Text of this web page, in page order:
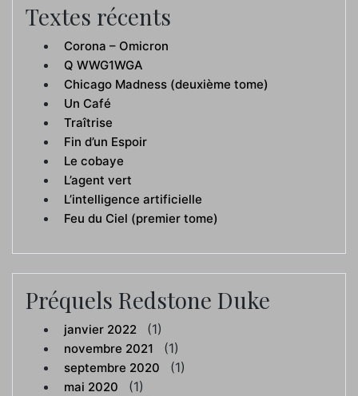
Textes récents
Corona – Omicron
Q WWG1WGA
Chicago Madness (deuxième tome)
Un Café
Traîtrise
Fin d’un Espoir
Le cobaye
L’agent vert
L’intelligence artificielle
Feu du Ciel (premier tome)
Préquels Redstone Duke
janvier 2022 (1)
novembre 2021 (1)
septembre 2020 (1)
mai 2020 (1)